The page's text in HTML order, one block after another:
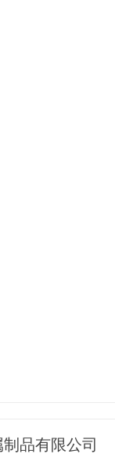
品有限公司